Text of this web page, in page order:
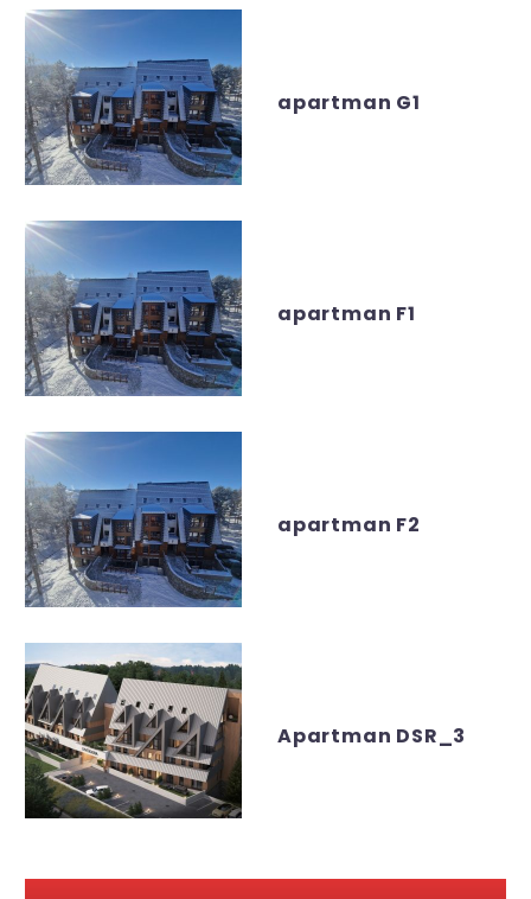
apartman G1
apartman F1
apartman F2
Apartman DSR_3